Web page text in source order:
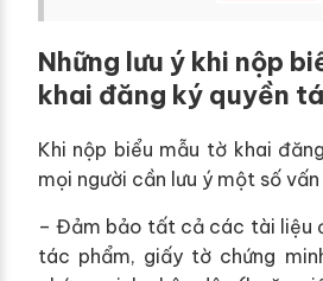
Những lưu ý khi nộp
khai đăng ký quyền
Khi nộp biểu mẫu tờ khai
mọi người cần lưu ý một số vấn
– Đảm bảo tất cả các tài liệu
tác phẩm, giấy tờ chứng